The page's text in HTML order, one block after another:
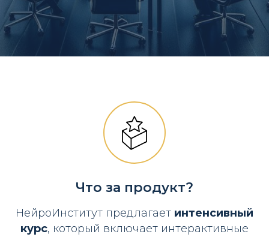
Что за продукт?
НейроИнститут предлагает интенсивный
курс, который включает интерактивные